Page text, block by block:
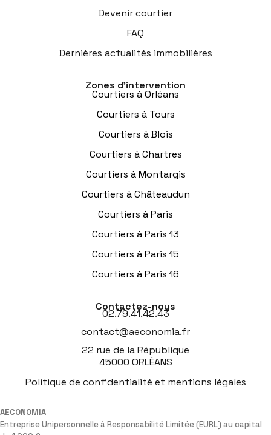
Devenir courtier
FAQ
Dernières actualités immobilières
Zones d’intervention
Courtiers à Orléans
Courtiers à Tours
Courtiers à Blois
Courtiers à Chartres
Courtiers à Montargis
Courtiers à Châteaudun
Courtiers à Paris
Courtiers à Paris 13
Courtiers à Paris 15
Courtiers à Paris 16
Contactez-nous
02.79.41.42.43
contact@aeconomia.fr
22 rue de la République
45000 ORLÉANS
Politique de confidentialité et mentions légales
AECONOMIA
Entreprise Unipersonnelle à Responsabilité Limitée (EURL) au capital